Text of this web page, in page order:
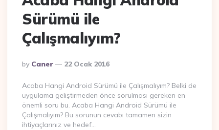
Sürümü ile
Çalışmalıyım?
Posted
By
By Caner 22 Ocak 2016
Acaba Hangi Android Sürümü ile Çalışmalıyım? Belki de
uygulama geliştirmeden önce sorulması gereken en
önemli soru bu. Acaba Hangi Android Sürümü ile
Çalışmalıyım? Bu sorunun cevabı tamamen sizin
ihtiyaçlarınız ve hedef…